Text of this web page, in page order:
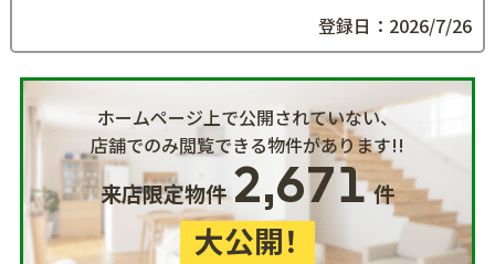
登録日：2026/7/26
ホームページ上で公開されていない、
店舗でのみ閲覧できる物件があります!!
来店限定物件2,671件
大公開！